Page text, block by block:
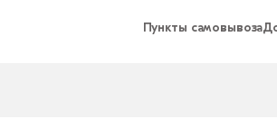
Пункты самовывоза